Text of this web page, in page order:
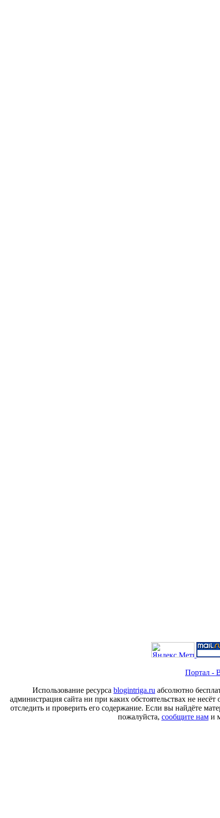
Портал -
Использование ресурса blogintriga.ru абсолютно
администрация сайта ни при каких обстоятельствах не
отследить и проверить его содержание. Если вы найдёте
пожалуйста, сообщите нами